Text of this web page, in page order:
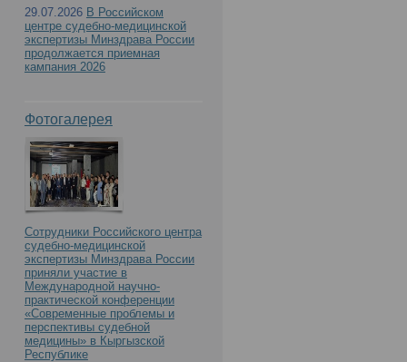
29.07.2026 В Российском
центре судебно-медицинской
экспертизы Минздрава России
продолжается приемная
кампания 2026
Фотогалерея
Сотрудники Российского центра
судебно-медицинской
экспертизы Минздрава России
приняли участие в
Международной научно-
практической конференции
«Современные проблемы и
перспективы судебной
медицины» в Кыргызской
Республике